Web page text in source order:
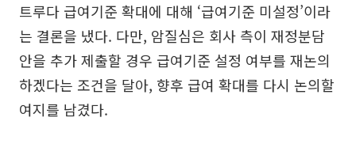
트루다 급여기준 확대에 대해 ‘급여기준 미설정’이라
는 결론을 냈다. 다만, 암질심은 회사 측이 재정분담
안을 추가 제출할 경우 급여기준 설정 여부를 재논의
하겠다는 조건을 달아, 향후 급여 확대를 다시 논의할
여지를 남겼다.